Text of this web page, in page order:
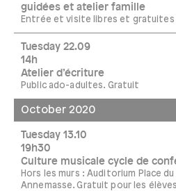
guidées et atelier famille
Entrée et visite libres et gratuites
Tuesday 22.09
14h
Atelier d’écriture
Public ado-adultes. Gratuit
October 2020
Tuesday 13.10
19h30
Culture musicale cycle de
Hors les murs : Auditorium Place du
Annemasse. Gratuit pour les